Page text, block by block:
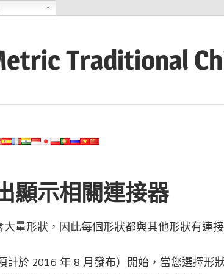
Traditional
顯示相關連接器
量形狀，因此每個形狀都與其他形狀有連
計於 2016 年 8 月發布）開始，當您選擇形